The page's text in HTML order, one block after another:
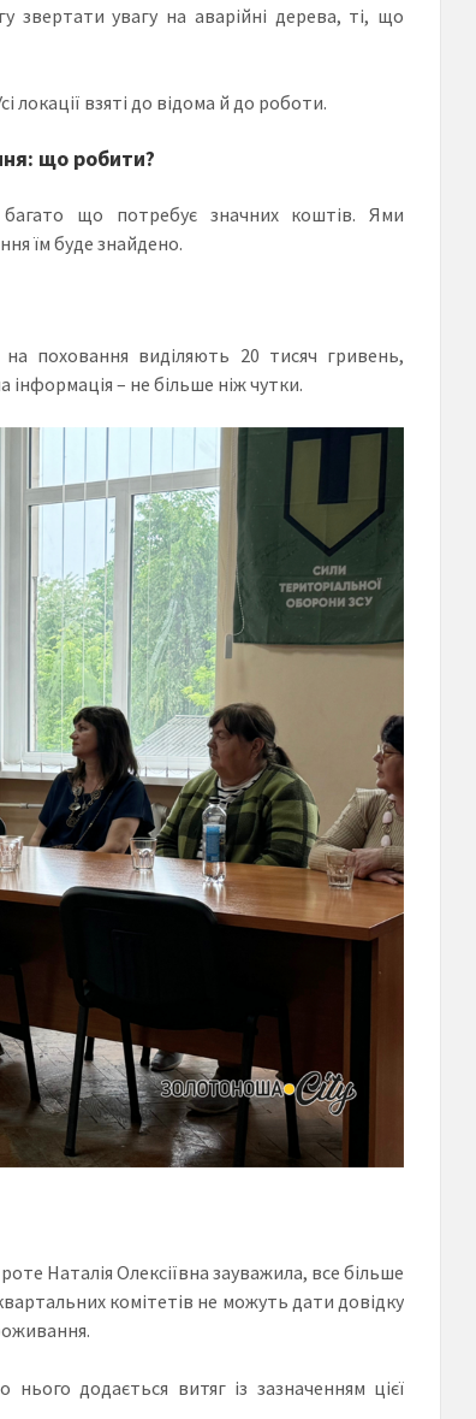
звертати увагу на аварійні дерева, ті, що
локації взяті до відома й до роботи.
що робити?
багато що потребує значних коштів. Ями
їм буде знайдено.
поховання виділяють 20 тисяч гривень,
– не більше ніж чутки.
Наталія Олексіївна зауважила, все більше
комітетів не можуть дати довідку
додається витяг із зазначенням цієї